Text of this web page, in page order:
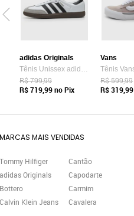
adidas Originals
Tênis Unissex adidas Originals Samba OG Branco
R$ 799,99
R$ 719,99no Pix
Vans
R$ 599,99
R$ 319,99
MARCAS MAIS VENDIDAS
Tommy Hilfiger
adidas Originals
Bottero
Calvin Klein Jeans
Cantão
Capodarte
Carmim
Cavalera